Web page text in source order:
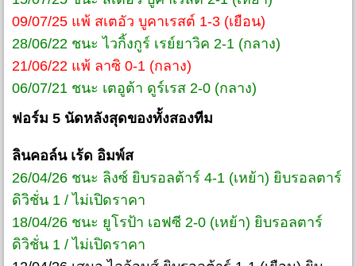
09/07/25 แพ้ สเตอัว บูคาเรสต์ 1-3 (เยือน)
28/06/22 ชนะ ไวกิ้งกูร์ เรย์ยาวิค 2-1 (กลาง)
21/06/22 แพ้ ลาซิ 0-1 (กลาง)
06/07/21 ชนะ เตอูต้า ดูร์เรส 2-0 (กลาง)
ฟอร์ม 5 นัดหลังสุดของทั้งสองทีม
ลินคอล์น เร้ด อิมพ์ส
26/04/26 ชนะ ลิงซ์ ยิบรอลต้าร์ 4-1 (เหย้า) ยิบรอลตาร์
ดิวิชั่น 1 / ไม่เปิดราคา
18/04/26 ชนะ ยูโรป้า เอฟซี 2-0 (เหย้า) ยิบรอลตาร์
ดิวิชั่น 1 / ไม่เปิดราคา